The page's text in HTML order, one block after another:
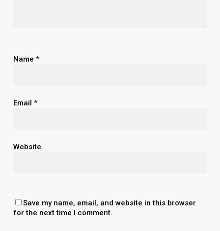
Name *
Email *
Website
Save my name, email, and website in this browser
for the next time I comment.